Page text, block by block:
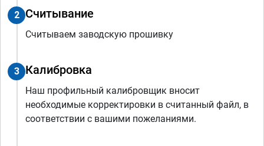
2 Считывание
Считываем заводскую прошивку
3 Калибровка
Наш профильный калибровщик вносит
необходимые корректировки в считанный файл, в
соответствии с вашими пожеланиями.